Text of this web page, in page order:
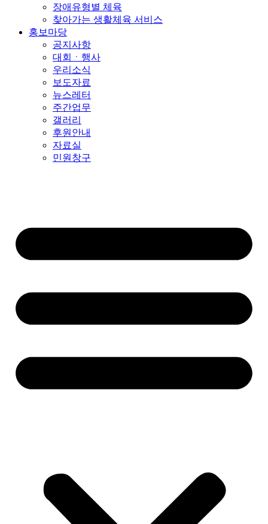
장애유형별 체육
찾아가는 생활체육 서비스
홍보마당
공지사항
대회ㆍ행사
우리소식
보도자료
뉴스레터
주간업무
갤러리
후원안내
자료실
민원창구